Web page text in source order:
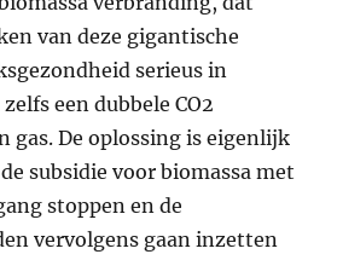
van deze gigantische
serieus in
een dubbele CO2
gas. De oplossing is eigenlijk
subsidie voor biomassa met
stoppen en de
vervolgens gaan inzetten